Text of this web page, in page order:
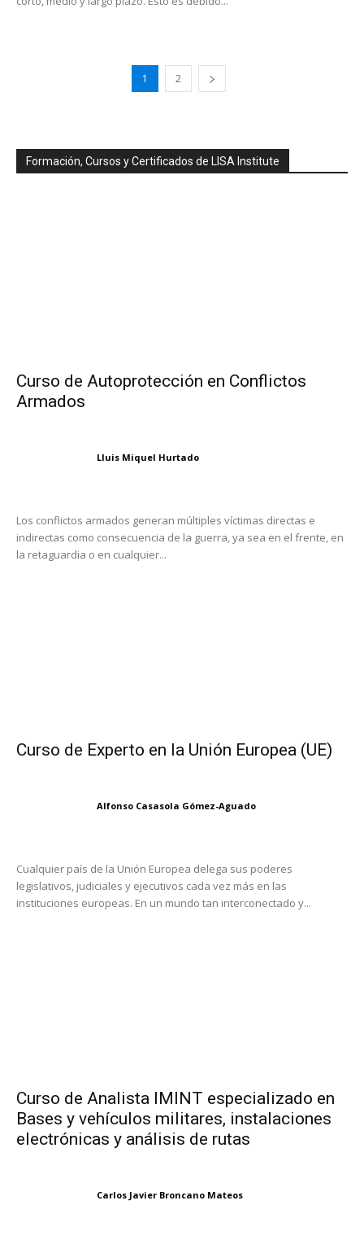
1 2
Formación, Cursos y Certificados de LISA Institute
Curso de Autoprotección en Conflictos
Armados
Lluis Miquel Hurtado
Los conflictos armados generan múltiples víctimas directas e
indirectas como consecuencia de la guerra, ya sea en el frente, en
la retaguardia o en cualquier...
Curso de Experto en la Unión Europea (UE)
Alfonso Casasola Gómez-Aguado
Cualquier país de la Unión Europea delega sus poderes
legislativos, judiciales y ejecutivos cada vez más en las
instituciones europeas. En un mundo tan interconectado y...
Curso de Analista IMINT especializado en
Bases y vehículos militares, instalaciones
electrónicas y análisis de rutas
Carlos Javier Broncano Mateos